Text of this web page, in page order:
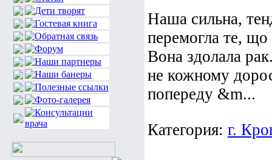
Наша сильна,
перемогла те,
Вона здолала
не кожному
попереду &m...
Категория: г.